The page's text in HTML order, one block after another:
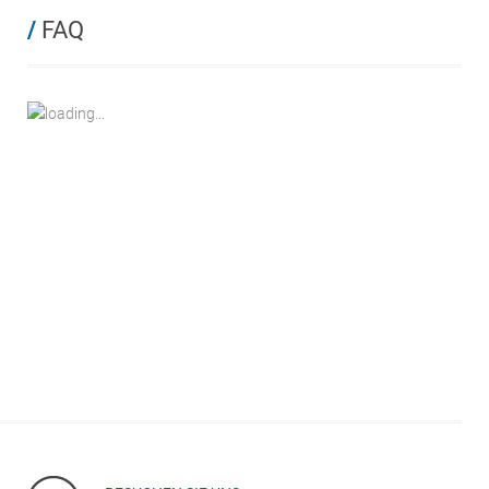
/ FAQ